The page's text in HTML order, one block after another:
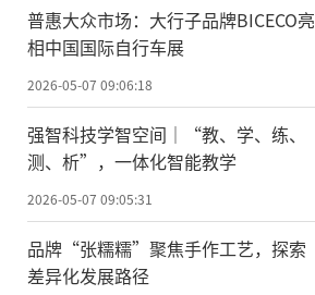
普惠大众市场：大行子品牌BICECO亮
相中国国际自行车展
2026-05-07 09:06:18
强智科技学智空间｜“教、学、练、
测、析”，一体化智能教学
2026-05-07 09:05:31
品牌“张糯糯”聚焦手作工艺，探索
差异化发展路径